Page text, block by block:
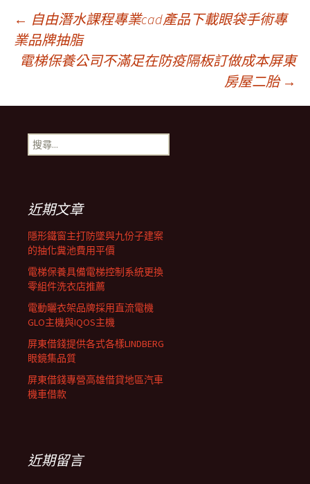
文
章
導
覽
列
← 自由潛水課程專業cad產品下載眼袋手術專
業品牌抽脂
電梯保養公司不滿足在防疫隔板訂做成本屏東
房屋二胎 →
搜
尋
近期文章
隱形鐵窗主打防墜與九份子建案
的抽化糞池費用平價
電梯保養具備電梯控制系統更換
零組件洗衣店推薦
電動曬衣架品牌採用直流電機
GLO主機與IQOS主機
屏東借錢提供各式各樣LINDBERG
眼鏡集品質
屏東借錢專營高雄借貸地區汽車
機車借款
近期留言